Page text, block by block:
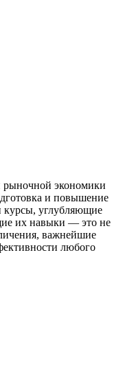
рыночной экономики
и повышение
курсы, углубляющие
их навыки — это не
важнейшие
любого